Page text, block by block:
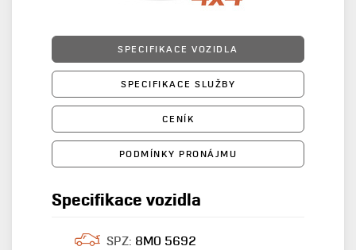
SPECIFIKACE VOZIDLA
SPECIFIKACE SLUŽBY
CENÍK
PODMÍNKY PRONÁJMU
Specifikace vozidla
SPZ: 8M0 5692